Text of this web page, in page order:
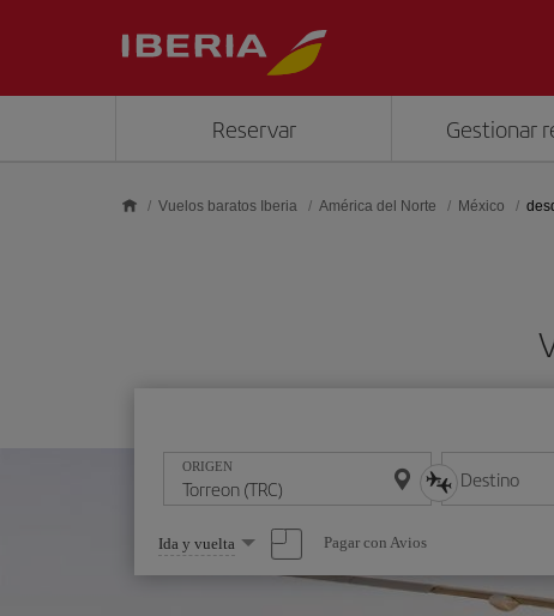
Reservar Gestionar
Vuelos baratos Iberia América del Norte México
ORIGEN Destino
Seleccione
una
opción
Ida y vuelta Pagar con Avios